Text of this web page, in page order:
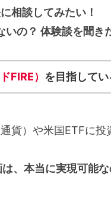
相談してみたい！
の？ 体験談を聞き
FIRE） を目指してい
貨）や米国ETFに投
、本当に実現可能な